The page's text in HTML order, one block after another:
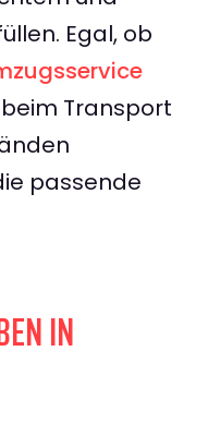
Egal, ob
Transport
passende
IN